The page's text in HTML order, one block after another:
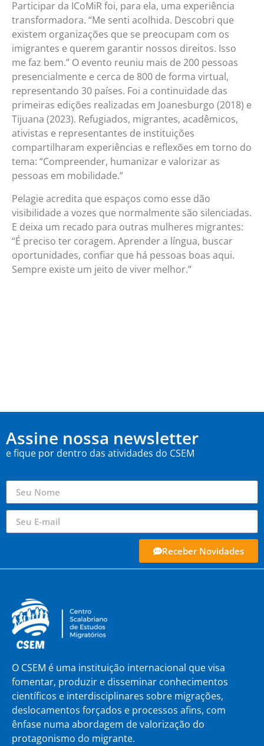
Participar da ICoMiR foi, para ela, uma experiência
transformadora. “Me senti acolhida. Descobri que
existem organizações que se preocupam com os
imigrantes e querem garantir nossos direitos. Isso
me faz bem.” O evento reuniu mais de 200 pessoas
presencialmente e cerca de 800 de forma virtual,
representando 30 países. Foi a continuidade das
primeiras edições realizadas em Joanesburgo (2018) e
Tijuana (2023). Refugiados, migrantes, acadêmicos,
ativistas e representantes de instituições
compartilharam experiências e reflexões em torno do
tema: “Compreender, humanizar e valorizar as
pessoas em mobilidade.”
Pelagie acredita que espaços como esse dão
visibilidade a vozes que normalmente são silenciadas.
E deixa um recado para outras mulheres migrantes:
“É preciso ter coragem. Aprender a língua, buscar
oportunidades, confiar que há pessoas boas aqui.
Sempre existe um jeito de viver melhor.”
Assine nossa newsletter
e fique por dentro das atividades do CSEM
Receber Novidades
O CSEM é uma instituição internacional que visa
fomentar, produzir e disseminar conhecimentos
científicos e interdisciplinares sobre migrações,
deslocamentos forçados e processos afins, com
ênfase numa abordagem de valorização do
protagonismo do migrante.